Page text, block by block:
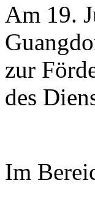
Am 19.
zur
des
Im